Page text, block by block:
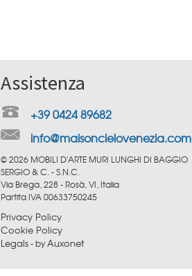
Assistenza
+39 0424 89682
info@maisoncielovenezia.com
© 2026 MOBILI D'ARTE MURI LUNGHI DI BAGGIO
SERGIO & C. - S.N.C.
Via Brega, 228 - Rosà, VI, Italia
Partita IVA 00633750245
Privacy Policy
Cookie Policy
Legals- byAuxonet